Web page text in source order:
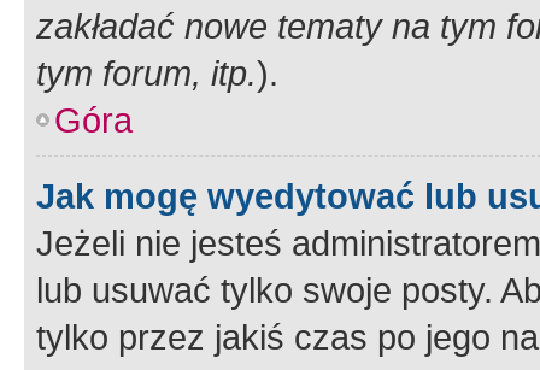
zakładać nowe tematy na tym
tym forum, itp.).
Góra
Jak mogę wyedytować lub
Jeżeli nie jesteś
lub usuwać tylko swoje posty.
tylko przez jakiś czas po jego